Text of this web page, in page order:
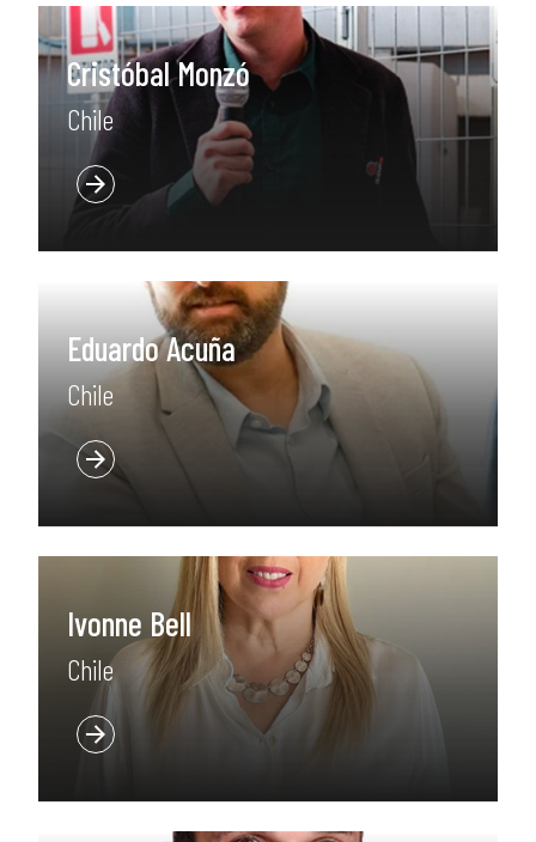
Cristóbal Monzó
Chile
Eduardo Acuña
Chile
Ivonne Bell
Chile